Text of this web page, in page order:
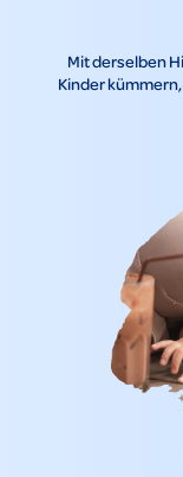
Mit derselben
Kinder